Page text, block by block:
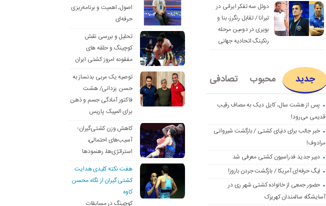
دوئل سه تفکر ایرانی در
تیرانا / تقابل رنگرز، بنا و
بویری در دومین مرحله
رنکینگ اتحادیه جهانی
جدید محبوب تصادفی
پس از هشت سال، کایل دیک به مصاف رقیب
قدیمی می‌رود!
خبر جالب برای دنیای کشتی / بازگشت شیروانی
مرادوف!
دبیر جدید فدراسیون کشتی معرفی شد
لیگ حرفه‌ای آمریکا / بازگشت جردن باروز!
حضور جمعی از خانواده کشتی شهر ری در
آسایشگاه سالمندان کهریزک
اصول، اهمیت و برنامه‌ریزی
حرفه‌ای
تحلیل و بررسی نقش
کوچینگ و حلقه های
مفقوده امروز کشتی ایران
توصیه یک مربی بدنساز به
حسن یزدانی/ هشت
فاکتور آمادگی جسم و ذهن
برای المپیک پاریس
کاهش وزن کشتی‌گیران؛
آسیب‌های احتمالی،
استراتژی‌ها، رهنمودها
هفت نکته کلیدی هدایت
کشتی گیران از نگاه محسن
کاوه
کوچینگ در مسابقات